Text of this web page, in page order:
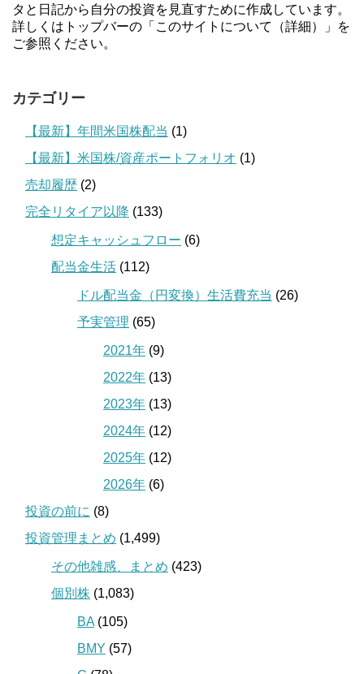
タと日記から自分の投資を見直すために作成しています。
詳しくはトップバーの「このサイトについて（詳細）」を
ご参照ください。
カテゴリー
【最新】年間米国株配当 (1)
【最新】米国株/資産ポートフォリオ (1)
売却履歴 (2)
完全リタイア以降 (133)
想定キャッシュフロー (6)
配当金生活 (112)
ドル配当金（円変換）生活費充当 (26)
予実管理 (65)
2021年 (9)
2022年 (13)
2023年 (13)
2024年 (12)
2025年 (12)
2026年 (6)
投資の前に (8)
投資管理まとめ (1,499)
その他雑感、まとめ (423)
個別株 (1,083)
BA (105)
BMY (57)